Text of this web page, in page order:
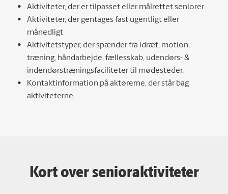
Aktiviteter, der er tilpasset eller målrettet seniorer
Aktiviteter, der gentages fast ugentligt eller
månedligt
Aktivitetstyper, der spænder fra idræt, motion,
træning, håndarbejde, fællesskab, udendørs- &
indendørstræningsfaciliteter til mødesteder.
Kontaktinformation på aktørerne, der står bag
aktiviteterne
Kort over senioraktiviteter